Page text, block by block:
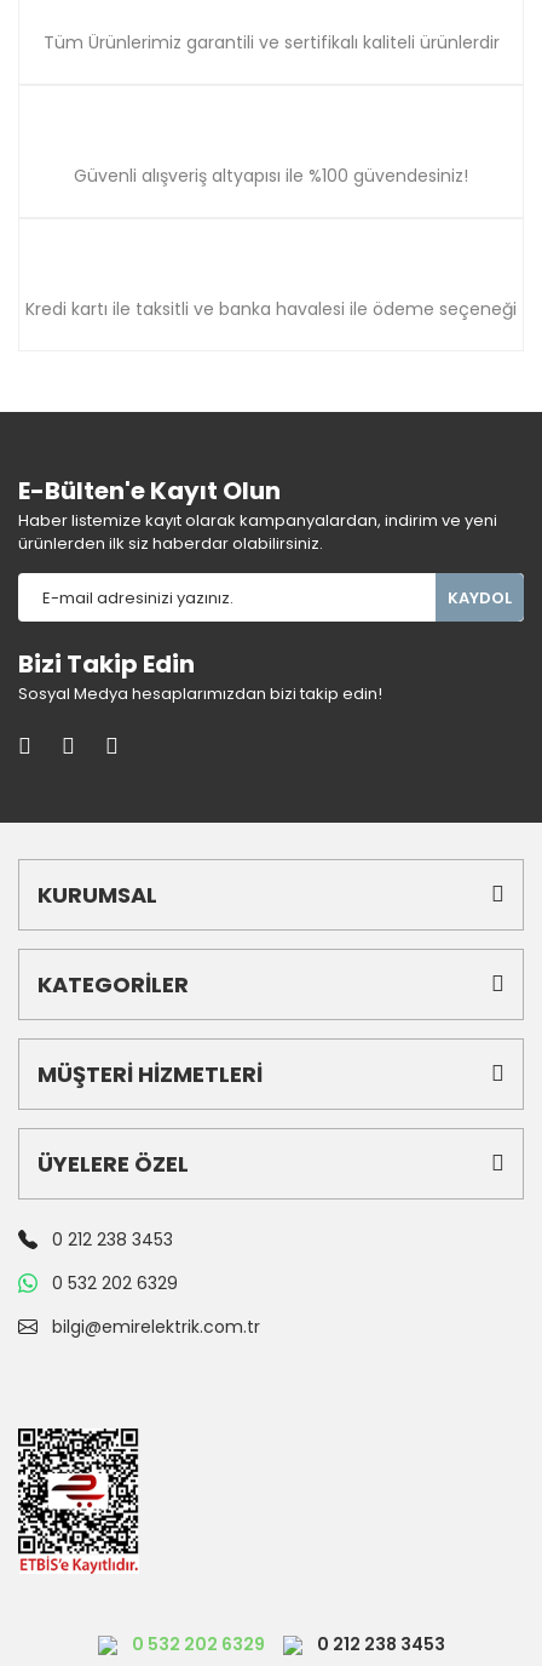
Tüm Ürünlerimiz garantili ve sertifikalı kaliteli ürünlerdir
Güvenli alışveriş altyapısı ile %100 güvendesiniz!
Kredi kartı ile taksitli ve banka havalesi ile ödeme seçeneği
E-Bülten'e Kayıt Olun
Haber listemize kayıt olarak kampanyalardan, indirim ve yeni
ürünlerden ilk siz haberdar olabilirsiniz.
KAYDOL
Bizi Takip Edin
Sosyal Medya hesaplarımızdan bizi takip edin!
KURUMSAL
KATEGORİLER
MÜŞTERİ HİZMETLERİ
ÜYELERE ÖZEL
0 212 238 3453
0 532 202 6329
bilgi@emirelektrik.com.tr
0 532 202 6329 0 212 238 3453